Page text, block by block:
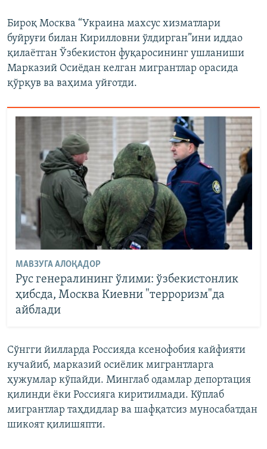
Бироқ Москва “Украина махсус хизматлари
буйруғи билан Кирилловни ўлдирган”ини иддао
қилаётган Ўзбекистон фуқаросининг ушланиши
Марказий Осиёдан келган мигрантлар орасида
қўрқув ва ваҳима уйғотди.
МАВЗУГА АЛОҚАДОР
Рус генералининг ўлими: ўзбекистонлик
ҳибсда, Москва Киевни "терроризм"да
айблади
Сўнгги йилларда Россияда ксенофобия кайфияти
кучайиб, марказий осиёлик мигрантларга
ҳужумлар кўпайди. Минглаб одамлар депортация
қилинди ёки Россияга киритилмади. Кўплаб
мигрантлар таҳдидлар ва шафқатсиз муносабатдан
шикоят қилишяпти.